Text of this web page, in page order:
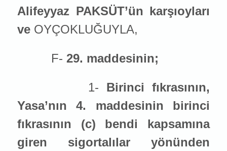
Alifeyyaz PAKSÜT’ün karşıoyları
ve OYÇOKLUĞUYLA,
F- 29. maddesinin;
1- Birinci fıkrasının,
Yasa’nın 4. maddesinin birinci
fıkrasının (c) bendi kapsamına
giren sigortalılar yönünden